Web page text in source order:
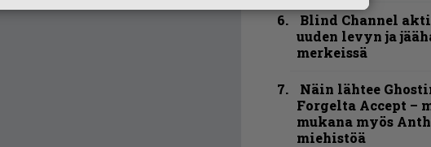
Blind Channel
uuden levyn ja
merkeissä
Näin lähtee
Forgelta Accept –
mukana myös
miehistöä